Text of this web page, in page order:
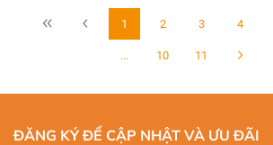
1 2 3 4
... 10 11
ĐĂNG KÝ ĐỂ CẬP NHẬT VÀ ƯU ĐÃI